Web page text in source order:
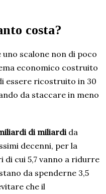
costa?
scalone non di poco
economico costruito
essere ricostruito in 30
da staccare in meno
di miliardi da
decenni, per la
cui 5,7 vanno a ridurre
da spenderne 3,5
che il